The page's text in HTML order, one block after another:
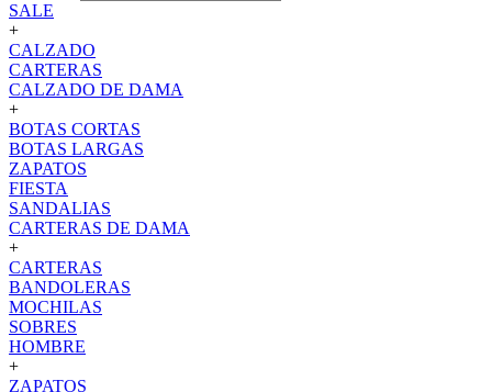
SALE
+
CALZADO
CARTERAS
CALZADO DE DAMA
+
BOTAS CORTAS
BOTAS LARGAS
ZAPATOS
FIESTA
SANDALIAS
CARTERAS DE DAMA
+
CARTERAS
BANDOLERAS
MOCHILAS
SOBRES
HOMBRE
+
ZAPATOS